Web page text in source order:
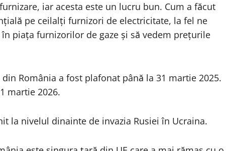
iar acesta este un lucru bun. Cum a făcut
pe ceilalți furnizori de electricitate, la fel ne
piața furnizorilor de gaze și să vedem prețurile
România a fost plafonat până la 31 martie 2025.
martie 2026.
la nivelul dinainte de invazia Rusiei în Ucraina.